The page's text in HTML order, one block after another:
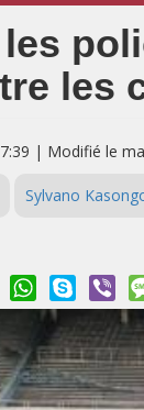
les
| Modifié le
Sylvano
MessengerWhatsApp
Skype